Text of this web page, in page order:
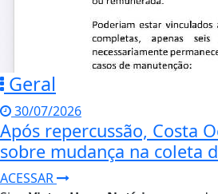
Geral
30/07/2026
Após repercussão, Costa
sobre mudança na coleta
ACESSAR